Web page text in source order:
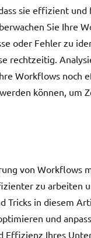
sie effizient
Sie Ihre
oder Fehler zu
rechtzeitig.
Workflows noch
können, um
von Workflows
zu arbeiten
Tricks in diesem
und
Effizienz Ihres